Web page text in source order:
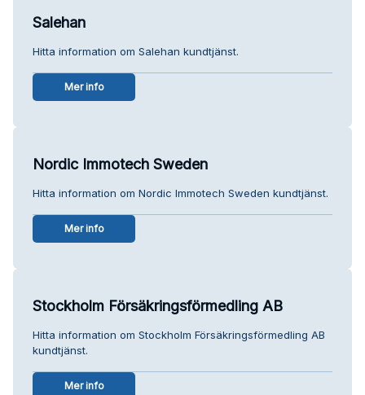
Salehan
Hitta information om Salehan kundtjänst.
Mer info
Nordic Immotech Sweden
Hitta information om Nordic Immotech Sweden kundtjänst.
Mer info
Stockholm Försäkringsförmedling AB
Hitta information om Stockholm Försäkringsförmedling AB
kundtjänst.
Mer info